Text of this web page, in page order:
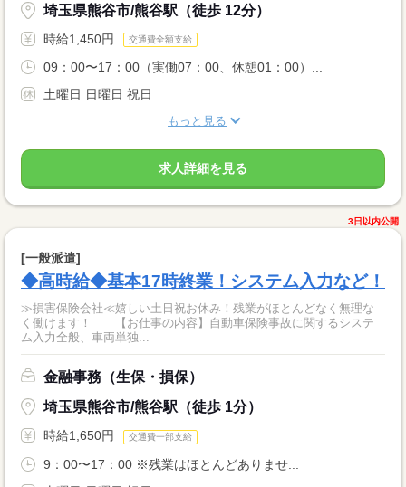
埼玉県熊谷市/熊谷駅（徒歩 12分）
時給1,450円 交通費全額支給
09：00〜17：00（実働07：00、休憩01：00）...
土曜日 日曜日 祝日
もっと見る
求人詳細を見る
3日以内公開
[一般派遣]
◆高時給◆基本17時終業！システム入力など！
≫損害保険会社≪嬉しい土日祝お休み！残業がほとんどなく無理な
く働けます！ 【お仕事の内容】自動車保険事故に関するシステ
ム入力全般、車両単独...
金融事務（生保・損保）
埼玉県熊谷市/熊谷駅（徒歩 1分）
時給1,650円 交通費一部支給
9：00〜17：00 ※残業はほとんどありませ...